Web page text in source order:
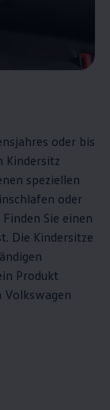
oder bis
Kindersitz
speziellen
oder
Sie einen
Die Kindersitze
Produkt
Volkswagen